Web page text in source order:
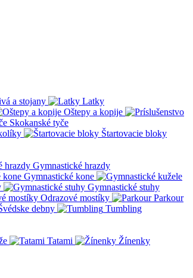
a stojany
Latky
Oštepy a kopije
Skokanské tyče
Štartovacie bloky
Gymnastické hrazdy
Gymnastické kone
Gymnastické stuhy
Odrazové mostíky
Parkour
debny
Tumbling
Tatami
Žínenky